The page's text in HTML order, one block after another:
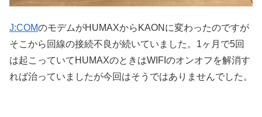
J:COMのモデムがHUMAXからKAONに変わったのですが
そこから回線の接続不良が続いていました。1ヶ月で5回
は起こっていてHUMAXのときはWIFIのオンオフを解消す
れば治っていましたが今回はそうではありませんでした。